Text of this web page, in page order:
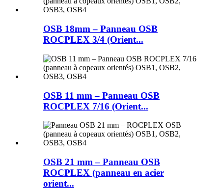
OSB 18mm – Panneau OSB
ROCPLEX 3/4 (Orient...
OSB 11 mm – Panneau OSB
ROCPLEX 7/16 (Orient...
OSB 21 mm – Panneau OSB
ROCPLEX (panneau en acier
orient...